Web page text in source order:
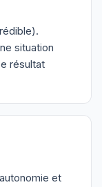
situation
résultat
et